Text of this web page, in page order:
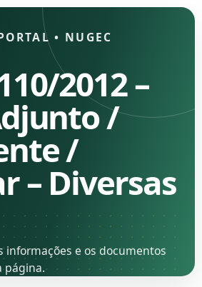
• NUGEC
2012 –
/
/
– Diversas
informações e os documentos
página.